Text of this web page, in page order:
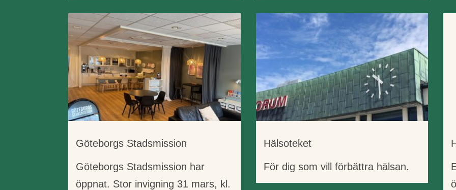
Göteborgs Stadsmission
Göteborgs Stadsmission har
öppnat. Stor invigning 31 mars, kl.
Hälsoteket
För dig som vill förbättra hälsan.